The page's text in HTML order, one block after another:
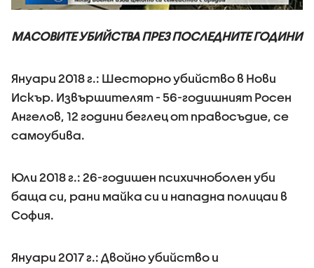
МАСОВИТЕ УБИЙСТВА ПРЕЗ ПОСЛЕДНИТЕ ГОДИНИ
Януари 2018 г.: Шесторно убийство в Нови
Искър. Извършителят - 56-годишният Росен
Ангелов, 12 години беглец от правосъдие, се
самоубива.
Юли 2018 г.: 26-годишен психичноболен уби
баща си, рани майка си и нападна полицаи в
София.
Януари 2017 г.: Двойно убийство и